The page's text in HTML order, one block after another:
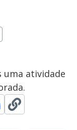
uma atividade